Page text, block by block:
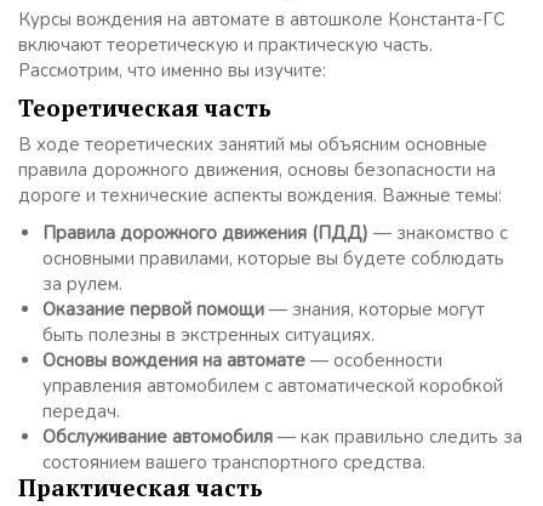
Курсы вождения на автомате в автошколе Константа-ГС
включают теоретическую и практическую часть.
Рассмотрим, что именно вы изучите:
Теоретическая часть
В ходе теоретических занятий мы объясним основные
правила дорожного движения, основы безопасности на
дороге и технические аспекты вождения. Важные темы:
Правила дорожного движения (ПДД) — знакомство с
основными правилами, которые вы будете соблюдать
за рулем.
Оказание первой помощи — знания, которые могут
быть полезны в экстренных ситуациях.
Основы вождения на автомате — особенности
управления автомобилем с автоматической коробкой
передач.
Обслуживание автомобиля — как правильно следить за
состоянием вашего транспортного средства.
Практическая часть